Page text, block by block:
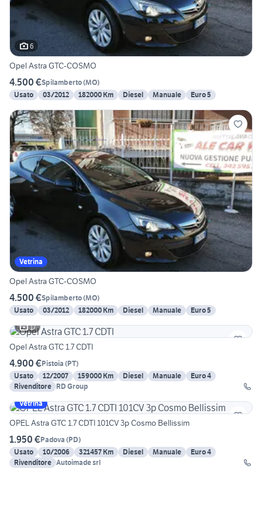
6
Opel Astra GTC-COSMO
4.500 €Spilamberto(MO)
Usato
03/2012 182000 Km Diesel Manuale Euro 5
Vetrina
Opel Astra GTC-COSMO
4.500 €Spilamberto(MO)
Usato
03/2012 182000 Km Diesel Manuale
Euro 5
17
Opel Astra GTC 1.7 CDTI
4.900 €Pistoia (PT)
Usato
12/2007 159000 Km Diesel Manuale
Euro 4
Rivenditore RD Group
Vetrina
OPEL Astra GTC 1.7 CDTI 101CV 3p Cosmo Bellissim
1.950 €Padova (PD)
Usato
10/2006 321457 Km Diesel Manuale
Euro 4
Rivenditore Autoimade srl